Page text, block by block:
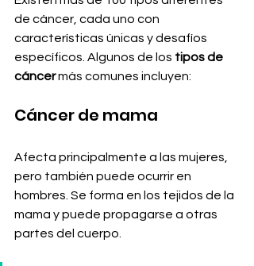
de cáncer, cada uno con
características únicas y desafíos
específicos. Algunos de los tipos de
cáncer más comunes incluyen:
Cáncer de mama
Afecta principalmente a las mujeres,
pero también puede ocurrir en
hombres. Se forma en los tejidos de la
mama y puede propagarse a otras
partes del cuerpo.